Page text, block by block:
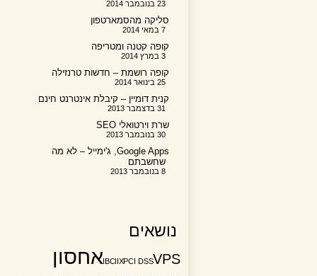
סליקה מהסמארטפון
קופה קטנה ומטריפה
קופה רושמת – חדשות טרנזילה
קנית דומיין – קיבלת אינטרנט חינם
שרת וירטואלי SEO
Google Apps, ג'ימייל – לא מה
שחשבתם
נושאים
IBCIIXPCI DSSVPS
אחסון